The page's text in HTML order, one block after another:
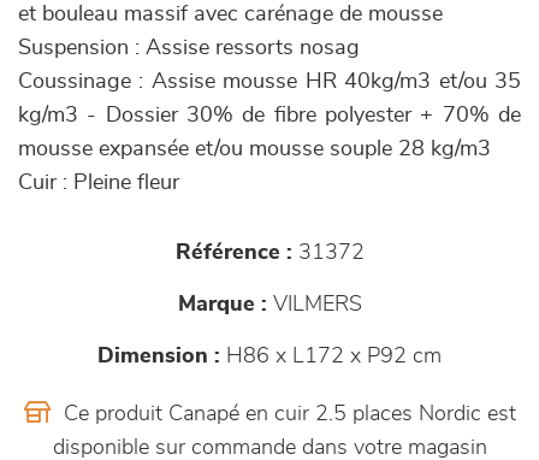
et bouleau massif avec carénage de mousse
Suspension : Assise ressorts nosag
Coussinage : Assise mousse HR 40kg/m3 et/ou 35
kg/m3 - Dossier 30% de fibre polyester + 70% de
mousse expansée et/ou mousse souple 28 kg/m3
Cuir : Pleine fleur
Référence : 31372
Marque : VILMERS
Dimension : H86 x L172 x P92 cm
Ce produit Canapé en cuir 2.5 places Nordic est
disponible sur commande dans votre magasin